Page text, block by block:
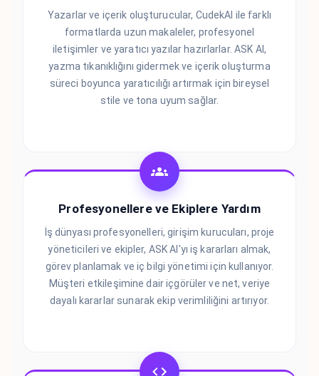
Yazarlar ve içerik oluşturucular, CudekAI ile farklı
formatlarda uzun makaleler, profesyonel
iletişimler ve yaratıcı yazılar hazırlarlar. ASK AI,
yazma tıkanıklığını gidermek ve içerik oluşturma
süreci boyunca yaratıcılığı artırmak için bireysel
stile ve tona uyum sağlar.
Profesyonellere ve Ekiplere Yardım
İş dünyası profesyonelleri, girişim kurucuları, proje
yöneticileri ve ekipler, ASK AI'yı iş kararları almak,
görev planlamak ve iç bilgi yönetimi için kullanıyor.
Müşteri etkileşimine dair içgörüler ve net, veriye
dayalı kararlar sunarak ekip verimliliğini artırıyor.